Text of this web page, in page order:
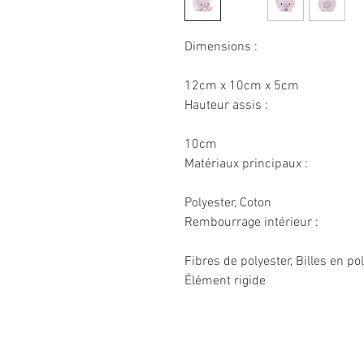
Dimensions :
12cm x 10cm x 5cm
Hauteur assis :
10cm
Matériaux principaux :
Polyester, Coton
Rembourrage intérieur :
Fibres de polyester, Billes en
Élément rigide